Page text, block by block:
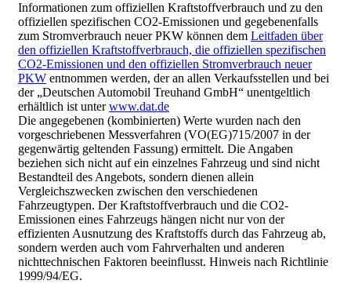
Informationen zum offiziellen Kraftstoffverbrauch und zu den
offiziellen spezifischen CO2-Emissionen und gegebenenfalls
zum Stromverbrauch neuer PKW können dem Leitfaden über
den offiziellen Kraftstoffverbrauch, die offiziellen spezifischen
CO2-Emissionen und den offiziellen Stromverbrauch neuer
PKW entnommen werden, der an allen Verkaufsstellen und bei
der „Deutschen Automobil Treuhand GmbH“ unentgeltlich
erhältlich ist unterwww.dat.de
Die angegebenen (kombinierten) Werte wurden nach den
vorgeschriebenen Messverfahren (VO(EG)715/2007 in der
gegenwärtig geltenden Fassung) ermittelt. Die Angaben
beziehen sich nicht auf ein einzelnes Fahrzeug und sind nicht
Bestandteil des Angebots, sondern dienen allein
Vergleichszwecken zwischen den verschiedenen
Fahrzeugtypen. Der Kraftstoffverbrauch und die CO2-
Emissionen eines Fahrzeugs hängen nicht nur von der
effizienten Ausnutzung des Kraftstoffs durch das Fahrzeug ab,
sondern werden auch vom Fahrverhalten und anderen
nichttechnischen Faktoren beeinflusst. Hinweis nach Richtlinie
1999/94/EG.